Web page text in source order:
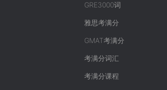
GRE3000词
雅思考满分
GMAT考满分
考满分词汇
考满分课程